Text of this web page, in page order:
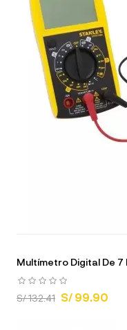
Multímetro Digital De
S/ 132.41 S/ 99.90